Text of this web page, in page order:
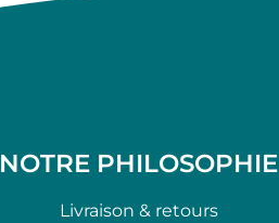
NOTRE PHILOSOPHIE
Livraison & retours